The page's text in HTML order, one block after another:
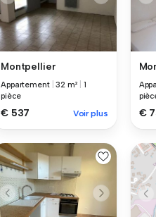
Montpellier
Appartement |32 m²
1
pièce
€ 537 Voir plus €